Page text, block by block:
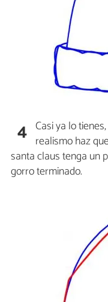
4 Casi ya lo
realismo haz
santa claus tenga un
gorro terminado.